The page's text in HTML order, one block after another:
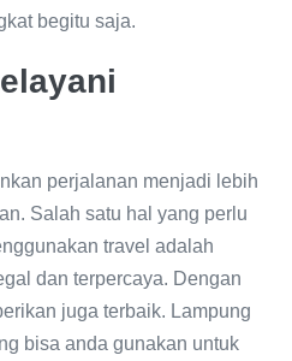
begitu saja.
perjalanan menjadi lebih
Salah satu hal yang perlu
travel adalah
dan terpercaya. Dengan
juga terbaik. Lampung
bisa anda gunakan untuk